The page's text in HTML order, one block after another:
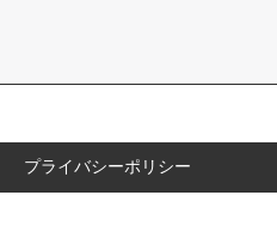
プライバシーポリシー